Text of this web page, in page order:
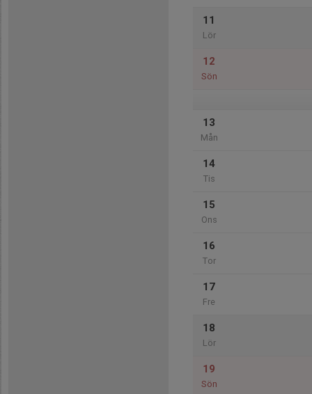
11
Lör
12
Sön
13
Mån
14
Tis
15
Ons
16
Tor
17
Fre
18
Lör
19
Sön